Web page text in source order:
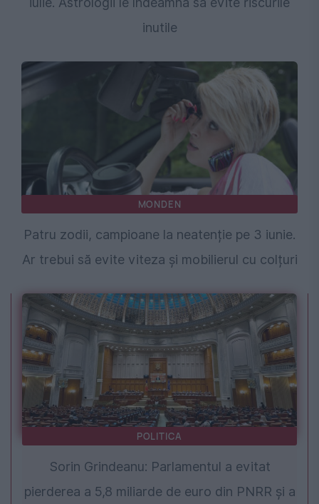
inutile
MONDEN
Patru zodii, campioane la neatenție pe 3 iunie.
Ar trebui să evite viteza și mobilierul cu colțuri
POLITICA
Sorin Grindeanu: Parlamentul a evitat
pierderea a 5,8 miliarde de euro din PNRR și a